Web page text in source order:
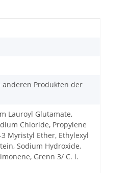
Produkten der
Lauroyl Glutamate,
Chloride, Propylene
Myristyl Ether, Ethylexyl
Sodium Hydroxide,
Grenn 3/ C. l.